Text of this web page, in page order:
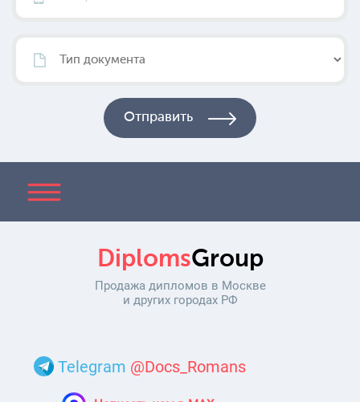
DiplomsGroup
Продажа дипломов в Москве
и других городах РФ
Telegram @Docs_Romans